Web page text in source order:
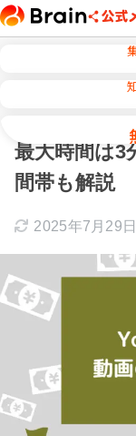
【2025年最
最大時間は3
間帯も解説
2025年7月29日